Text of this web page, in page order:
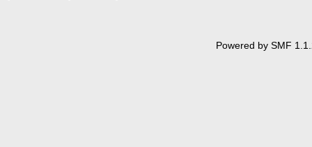
Powered by SMF